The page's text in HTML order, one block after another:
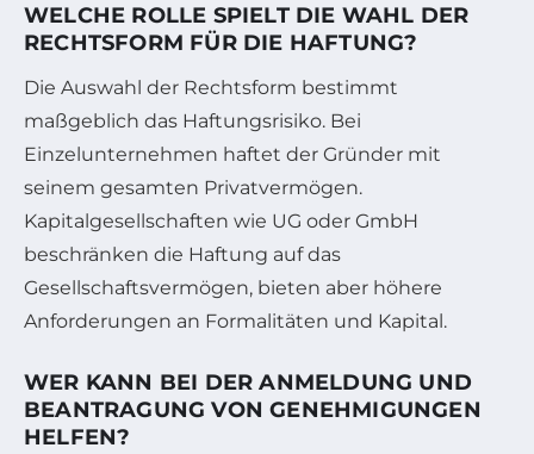
WELCHE ROLLE SPIELT DIE WAHL DER
RECHTSFORM FÜR DIE HAFTUNG?
Die Auswahl der Rechtsform bestimmt
maßgeblich das Haftungsrisiko. Bei
Einzelunternehmen haftet der Gründer mit
seinem gesamten Privatvermögen.
Kapitalgesellschaften wie UG oder GmbH
beschränken die Haftung auf das
Gesellschaftsvermögen, bieten aber höhere
Anforderungen an Formalitäten und Kapital.
WER KANN BEI DER ANMELDUNG UND
BEANTRAGUNG VON GENEHMIGUNGEN
HELFEN?